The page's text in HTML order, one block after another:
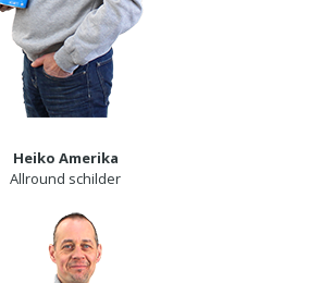
Heiko Amerika
Allround schilder